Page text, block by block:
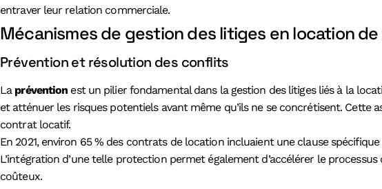
entraver leur relation commerciale.
Mécanismes de gestion des litiges en location
Prévention et résolution des conflits
La prévention est un pilier fondamental dans la gestion des litiges liés à la
et atténuer les risques potentiels avant même qu’ils ne se concrétisent.
contrat locatif.
En 2021, environ 65 % des contrats de location incluaient une clause
L’intégration d’une telle protection permet également d’accélérer le
coûteux.